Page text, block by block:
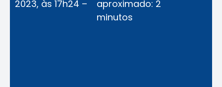
2023, às 17h24 –
aproximado: 2
minutos